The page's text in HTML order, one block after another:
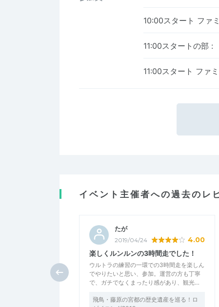
10:00スタート ファ
11:00スタートの部 :
11:00スタート ファ
イベント主催者への過去のレ
たが
2019/04/24 4.00
楽しくルンルンの3時間走でした！
ウルトラの練習の一環での3時間走を楽しん
でやりたいと思い、参加。運営の方も丁寧
で、ガチでなくまったり感があり、観光…
飛鳥・藤原の宮都の歴史遺産を巡る！ロ